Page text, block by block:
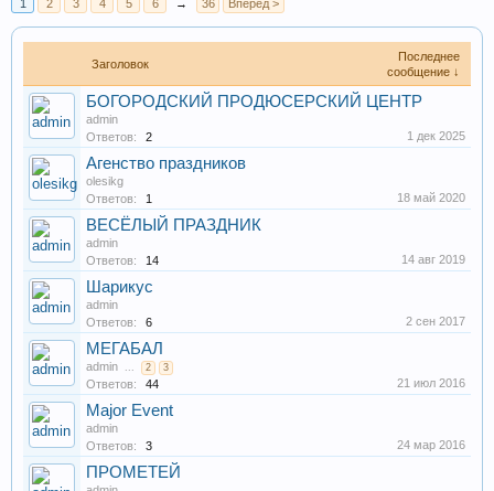
1 2 3 4 5 6 → 36 Вперёд >
Заголовок
Последнее
сообщение ↓
БОГОРОДСКИЙ ПРОДЮСЕРСКИЙ ЦЕНТР
admin
Ответов:
2 1 дек 2025
Агенство праздников
olesikg
Ответов:
1 18 май 2020
ВЕСЁЛЫЙ ПРАЗДНИК
admin
Ответов:
14 14 авг 2019
Шарикус
admin
Ответов:
6 2 сен 2017
МЕГАБАЛ
admin ... 2 3
Ответов: 44 21 июл 2016
Мajor Event
admin
Ответов:
3 24 мар 2016
ПРОМЕТЕЙ